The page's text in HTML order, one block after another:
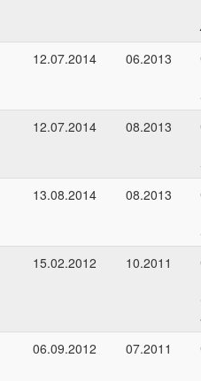
12.07.2014
06.2013
12.07.2014
08.2013
13.08.2014
08.2013
15.02.2012
10.2011
06.09.2012
07.2011